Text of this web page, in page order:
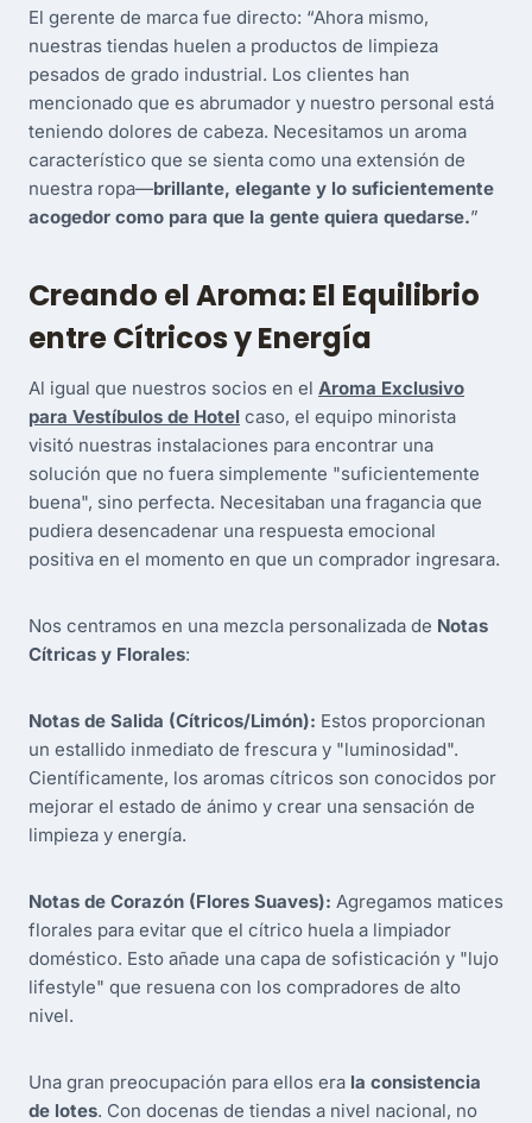
El gerente de marca fue directo: “Ahora mismo,
nuestras tiendas huelen a productos de limpieza
pesados de grado industrial. Los clientes han
mencionado que es abrumador y nuestro personal está
teniendo dolores de cabeza. Necesitamos un aroma
característico que se sienta como una extensión de
nuestra ropa—brillante, elegante y lo suficientemente
acogedor como para que la gente quiera quedarse.”
Creando el Aroma: El Equilibrio
entre Cítricos y Energía
Al igual que nuestros socios en el Aroma Exclusivo
para Vestíbulos de Hotel caso, el equipo minorista
visitó nuestras instalaciones para encontrar una
solución que no fuera simplemente "suficientemente
buena", sino perfecta. Necesitaban una fragancia que
pudiera desencadenar una respuesta emocional
positiva en el momento en que un comprador ingresara.
Nos centramos en una mezcla personalizada de Notas
Cítricas y Florales:
Notas de Salida (Cítricos/Limón): Estos proporcionan
un estallido inmediato de frescura y "luminosidad".
Científicamente, los aromas cítricos son conocidos por
mejorar el estado de ánimo y crear una sensación de
limpieza y energía.
Notas de Corazón (Flores Suaves): Agregamos matices
florales para evitar que el cítrico huela a limpiador
doméstico. Esto añade una capa de sofisticación y "lujo
lifestyle" que resuena con los compradores de alto
nivel.
Una gran preocupación para ellos era la consistencia
de lotes. Con docenas de tiendas a nivel nacional, no